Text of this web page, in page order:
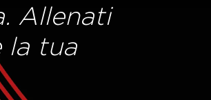
Allenati
la tua